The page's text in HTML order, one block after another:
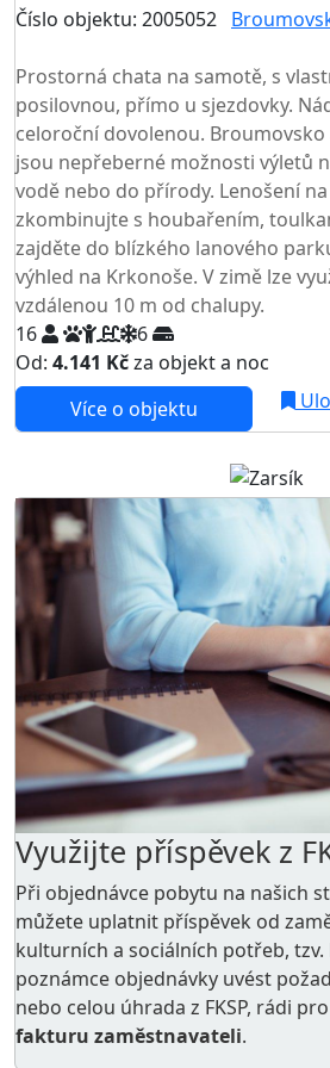
Číslo objektu: 2005052
Prostorná chata na samotě, s
posilovnou, přímo u sjezdovky.
celoroční dovolenou.
jsou nepřeberné možnosti výletů
vodě nebo do přírody. Lenošení
zkombinujte s houbařením,
zajděte do blízkého lanového
výhled na Krkonoše. V zimě lze
vzdálenou 10 m od chalupy.
16
6
Od: 4.141 Kčza objekt a noc
Více o objektu
Využijte příspěvek z
Při objednávce pobytu na našich
můžete uplatnit příspěvek od
kulturních a sociálních potřeb, tzv.
poznámce objednávky uvést
nebo celou úhrada z FKSP, rádi
fakturu zaměstnavateli.